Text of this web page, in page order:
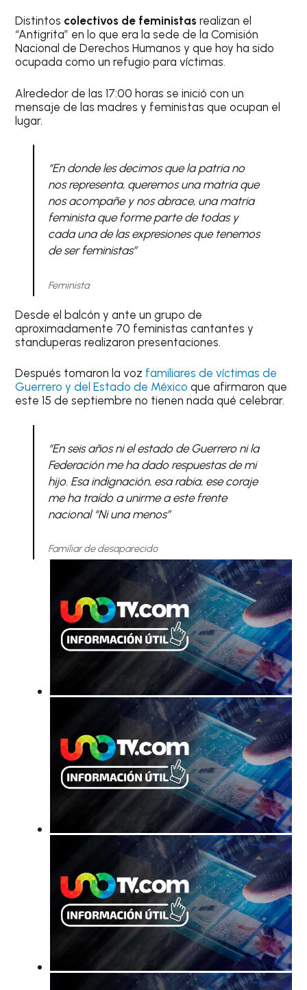
Distintos colectivos de feministasrealizan el
“Antigrita” en lo que era la sede de la Comisión
Nacional de Derechos Humanos y que hoy ha sido
ocupada como un refugio para víctimas.
Alrededor de las 17:00 horas se inició con un
mensaje de las madres y feministas que ocupan el
lugar.
“En donde les decimos que la patria no
nos representa, queremos una matria que
nos acompañe y nos abrace, una matria
feminista que forme parte de todas y
cada una de las expresiones que tenemos
de ser feministas”
Feminista
Desde el balcón y ante un grupo de
aproximadamente 70 feministas cantantes y
standuperas realizaron presentaciones.
Después tomaron la voz familiares de víctimas de
Guerrero y del Estado de México que afirmaron que
este 15 de septiembre no tienen nada qué celebrar.
“En seis años ni el estado de Guerrero ni la
Federación me ha dado respuestas de mi
hijo. Esa indignación, esa rabia, ese coraje
me ha traído a unirme a este frente
nacional “Ni una menos”
Familiar de desaparecido